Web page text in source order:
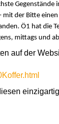
Gegenstände
der Bitte
Ö1 hat die
mittags und
auf der